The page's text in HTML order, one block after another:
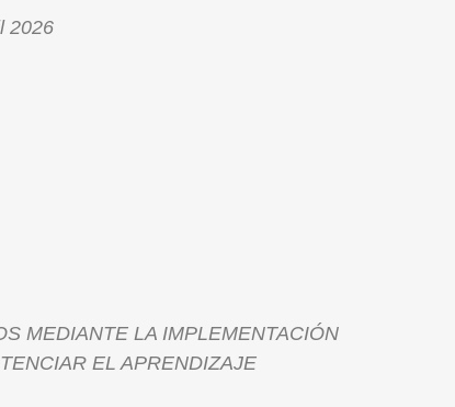
2026
MEDIANTE LA IMPLEMENTACIÓN
EL APRENDIZAJE